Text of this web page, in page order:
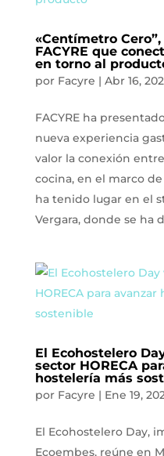
«Centímetro
FACYRE que
en torno al
por Facyre | Abr 16,
FACYRE ha
nueva experiencia
valor la conexión
cocina, en el marco
ha tenido lugar en el
Vergara, donde se ha
El Ecohostelero
sector HORECA
hostelería más
por Facyre | Ene 19,
El Ecohostelero Day,
Ecoembes, reúne en